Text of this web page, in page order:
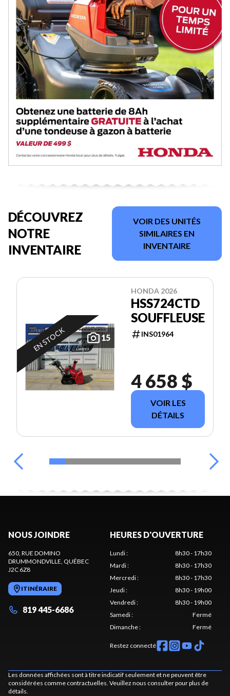
DÉCOUVREZ
NOTRE
INVENTAIRE
VOIR DES UNITÉS
SIMILAIRES EN
INVENTAIRE
15
EN STOCK
HONDA 2026
HSS724CTD
SOUFFLEUSE
INS01964
4 658 $
VOIR LES
DÉTAILS
NOUS JOINDRE
650, RUE DOMINO
DRUMMONDVILLE , QUÉBEC
J2C 6Z8
ITINÉRAIRE
819 445-6686
HEURES D'OUVERTURE
Lundi:
8h30 - 17h30
Mardi:
8h30 - 17h30
Mercredi:
8h30 - 17h30
Jeudi:
8h30 - 19h00
Vendredi:
8h30 - 19h00
Samedi:
Fermé
Dimanche: Fermé
Restez connecté
Les données affichées sont à titre indicatif seulement et ne peuvent être
considérées comme contractuelles. Veuillez nous consulter pour plus de
détails.